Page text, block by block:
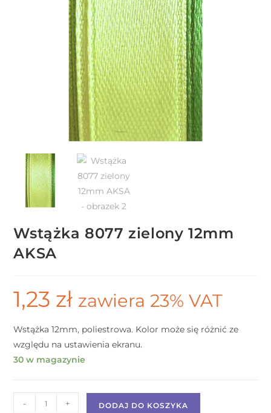
Wstążka 8077 zielony 12mm
AKSA
1,23 zł zawiera 23% VAT
Wstążka 12mm, poliestrowa. Kolor może się różnić ze
względu na ustawienia ekranu.
30 w magazynie
- + DODAJ DO KOSZYKA